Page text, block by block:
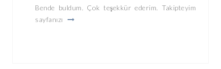
Bende buldum. Çok teşekkür ederim. Takipteyim
sayfanızı